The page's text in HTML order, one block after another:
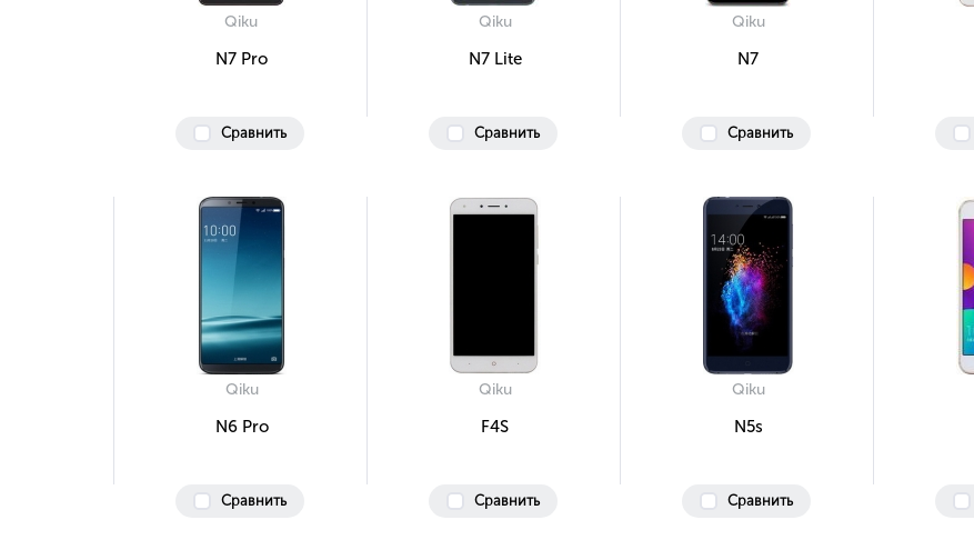
Qiku
N7 Pro
Сравнить
Qiku
N7 Lite
Сравнить
Qiku
N7
Сравнить
Qiku
N6 Pro
Сравнить
Qiku
F4S
Сравнить
Qiku
N5s
Сравнить